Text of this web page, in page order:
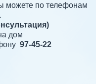
можете по телефонам
дом
97-45-22